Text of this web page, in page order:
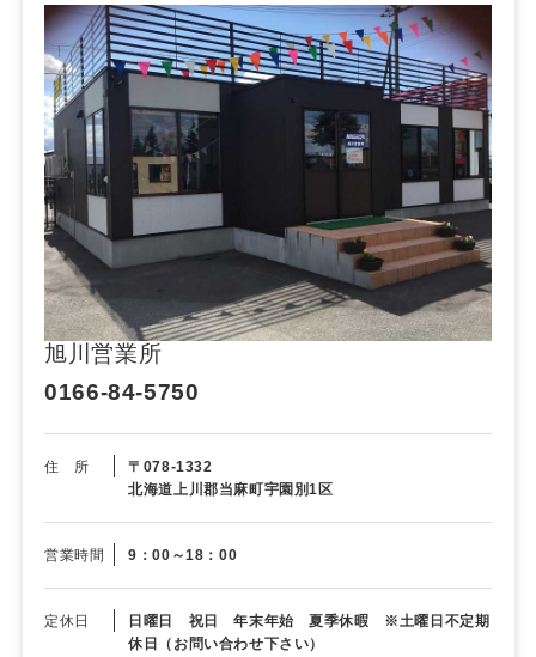
旭川営業所
0166-84-5750
住 所
〒078-1332
北海道上川郡当麻町宇園別1区
営業時間 9：00～18：00
定休日
日曜日 祝日 年末年始 夏季休暇 ※土曜日不定期
休日（お問い合わせ下さい）